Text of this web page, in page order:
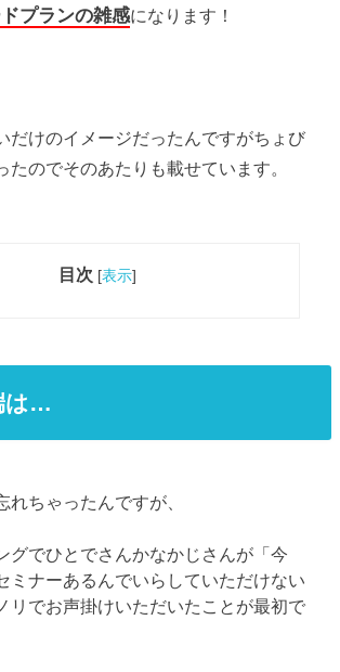
プランの雑感になります！
だけのイメージだったんですがちょび
たのでそのあたりも載せています。
目次 [表示]
は…
れちゃったんですが、
グでひとでさんかなかじさんが「今
ミナーあるんでいらしていただけない
リでお声掛けいただいたことが最初で